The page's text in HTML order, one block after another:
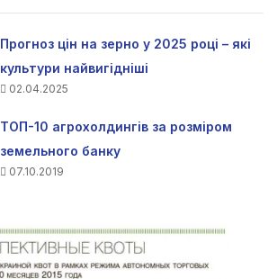
Прогноз цін на зерно у 2025 році – які
культури найвигідніші
02.04.2025
ТОП-10 агрохолдингів за розміром
земельного банку
07.10.2019